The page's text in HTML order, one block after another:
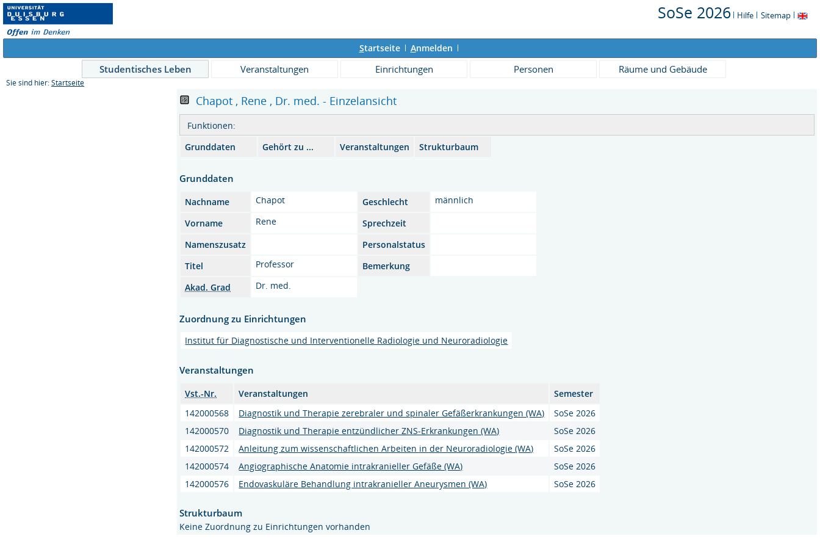
SoSe 2026 Hilfe Sitemap
Startseite Anmelden
Studentisches Leben Veranstaltungen Einrichtungen Personen Räume und Gebäude
Sie sind hier: Startseite
Chapot , Rene , Dr. med. - Einzelansicht
Funktionen:
Grunddaten
Gehört zu ... Veranstaltungen Strukturbaum
Grunddaten
Nachname Chapot Geschlecht
männlich
Vorname
Rene
Sprechzeit
Namenszusatz
Personalstatus
Titel
Professor
Bemerkung
Akad. Grad
Dr. med.
Zuordnung zu Einrichtungen
Institut für Diagnostische und Interventionelle Radiologie und Neuroradiologie
Veranstaltungen
Vst.-Nr. Veranstaltungen
Semester
142000568
Diagnostik und Therapie zerebraler und spinaler Gefäßerkrankungen (WA)
SoSe 2026
142000570
Diagnostik und Therapie entzündlicher ZNS-Erkrankungen (WA)
SoSe 2026
142000572
Anleitung zum wissenschaftlichen Arbeiten in der Neuroradiologie (WA)
SoSe 2026
142000574
Angiographische Anatomie intrakranieller Gefäße (WA)
SoSe 2026
142000576
Endovaskuläre Behandlung intrakranieller Aneurysmen (WA) SoSe 2026
Strukturbaum
Keine Zuordnung zu Einrichtungen vorhanden